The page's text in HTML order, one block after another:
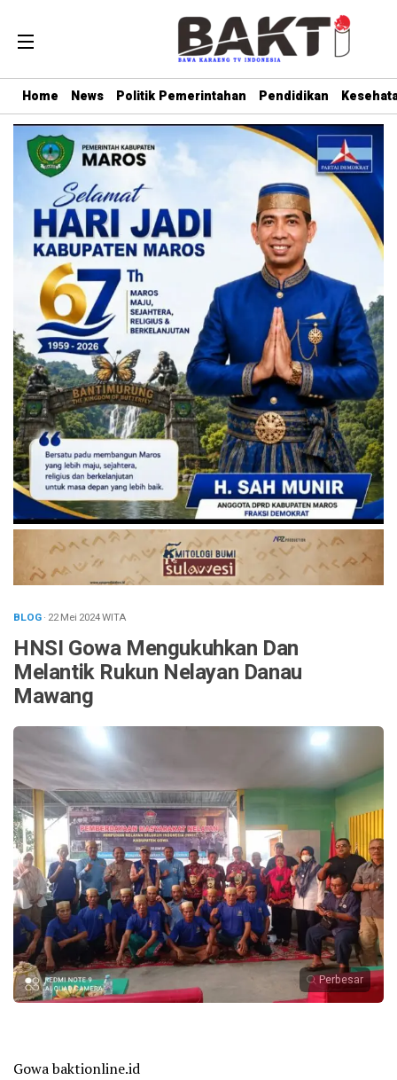
Home News Politik Pemerintahan Pendidikan
BLOG· 22 Mei 2024WITA
HNSI Gowa Mengukuhkan Dan
Melantik Rukun Nelayan Danau
Mawang
Perbesar
Gowa baktionline.id